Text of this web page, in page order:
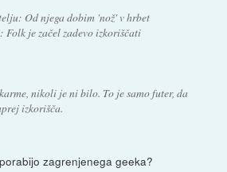
Od njega dobim 'nož' v hrbet
Folk je začel zadevo izkoriščati
nikoli je ni bilo. To je samo futer, da
izkorišča.
zagrenjenega geeka?